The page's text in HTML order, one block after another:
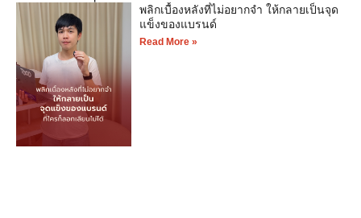
พลิกเบื้องหลังที่ไม่อยากจำ ให้กลายเป็นจุด
แข็งของแบรนด์
Read More »